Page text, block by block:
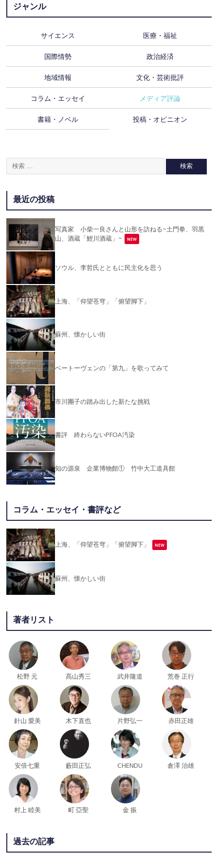
ジャンル
サイエンス 医療・福祉
国際情勢 政治経済
地域情報 文化・芸術批評
コラム・エッセイ メディア評論
書籍・ノベル 投稿・オピニオン
最近の投稿
写真家 小柴一良さんと山形を訪ねる~土門拳、羽黒
山、酒蔵「鯉川酒蔵」~
NEW
ソウル、李哲氏とともに民主化を思う
上海、「仰望苍穹」「俯望脚下」
蘇州、懐かしい街
ベートーヴェンの「第九」を歌ってみて
市川團子の踏み出した新たな挑戦
書評 終わらないPFOA汚染
知の源泉 企業博物館① 竹中大工道具館
コラム・エッセイ・書評など
上海、「仰望苍穹」「俯望脚下」 NEW
蘇州、懐かしい街
著者リスト
松野 元 髙山秀三 武井隆道 荒巻 正行
針山 愛美 木下直也 片野弘一 赤田正雄
安倍七重 藪田正弘 CHENDU 倉澤 治雄
村上 睦美 町 亞聖 金 振
過去の記事